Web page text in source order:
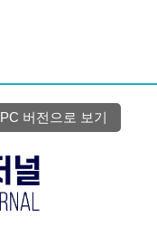
PC 버전으로 보기